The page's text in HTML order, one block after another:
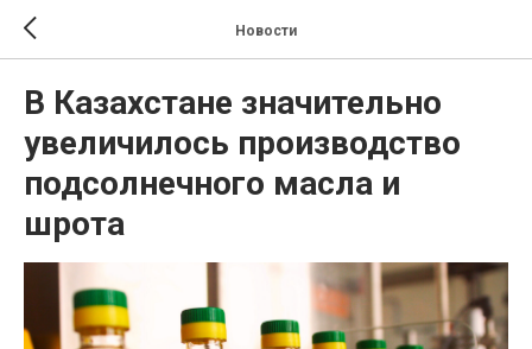
Новости
В Казахстане значительно
увеличилось производство
подсолнечного масла и
шрота